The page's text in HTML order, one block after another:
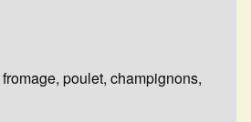
poulet, champignons,